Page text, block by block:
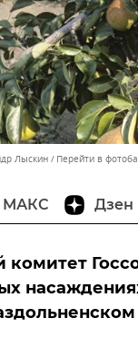
Лыскин Перейти в
МАКС Дзен